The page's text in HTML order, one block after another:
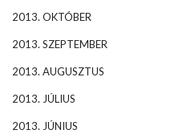
2013. OKTÓBER
2013. SZEPTEMBER
2013. AUGUSZTUS
2013. JÚLIUS
2013. JÚNIUS